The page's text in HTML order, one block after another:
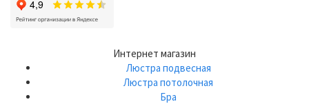
Интернет магазин
Люстра подвесная
Люстра потолочная
Бра